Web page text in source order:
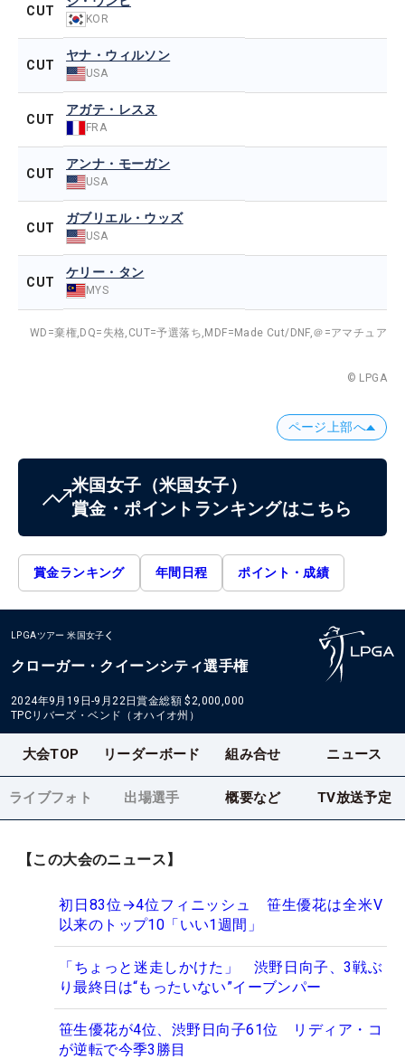
CUT
KOR
CUT
ヤナ・ウィルソン
USA
CUT
アガテ・レスヌ
FRA
CUT
アンナ・モーガン
USA
CUT
ガブリエル・ウッズ
USA
CUT
ケリー・タン
MYS
WD=棄権, DQ=失格, CUT=予選落ち, MDF=Made Cut/DNF,＠=アマチュア
© LPGA
ページ上部へ
米国女子 （米国女子）
賞金・ポイントランキングはこちら
賞金ランキング 年間日程 ポイント・成績
LPGAツアー 米国女子
クローガー・クイーンシティ選手権
2024年9月19日-9月22日賞金総額 $2,000,000
TPCリバーズ・ベンド（オハイオ州）
大会TOP リーダーボード 組み合せ ニュース
ライブフォト 出場選手 概要など TV放送予定
【この大会のニュース】
初日83位→4位フィニッシュ 笹生優花は全米V
以来のトップ10「いい1週間」
「ちょっと迷走しかけた」 渋野日向子、3戦ぶ
り最終日は“もったいない”イーブンパー
笹生優花が4位、渋野日向子61位 リディア・コ
が逆転で今季3勝目